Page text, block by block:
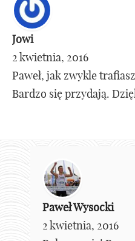
Jowi
2 kwietnia, 2016
Paweł, jak zwykle
Bardzo się przydają.
Paweł Wysocki
2 kwietnia, 2016